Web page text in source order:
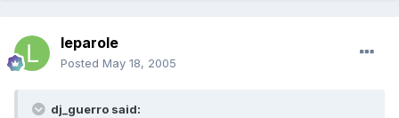
leparole
Posted May 18, 2005
dj_guerro said: